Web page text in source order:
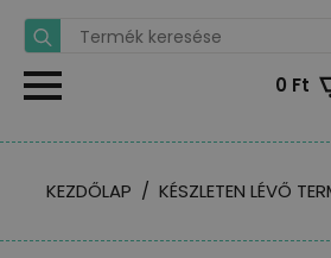
Search
for:
0 Ft
KEZDŐLAP KÉSZLETEN LÉVŐ